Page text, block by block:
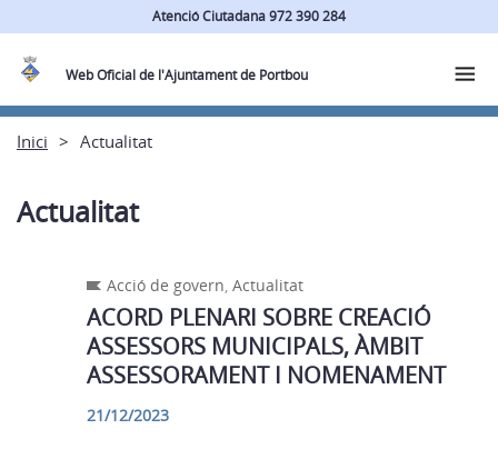
Atenció Ciutadana 972 390 284
Web Oficial de l'Ajuntament de Portbou
Inici Actualitat
Actualitat
Acció de govern,Actualitat
ACORD PLENARI SOBRE CREACIÓ
ASSESSORS MUNICIPALS, ÀMBIT
ASSESSORAMENT I NOMENAMENT
21/12/2023